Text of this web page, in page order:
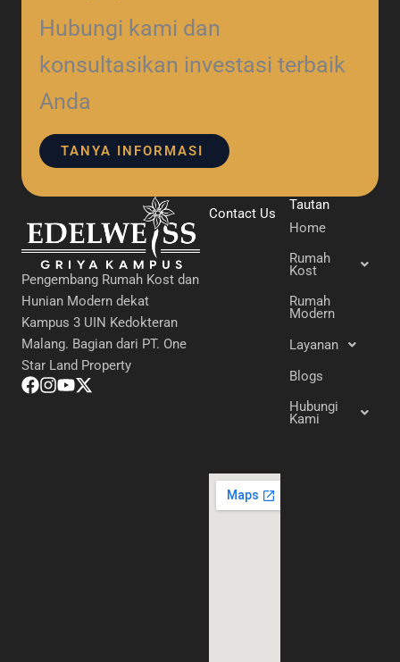
Hubungi kami dan
konsultasikan investasi terbaik
Anda
TANYA INFORMASI
Pengembang Rumah Kost dan
Hunian Modern dekat
Kampus 3 UIN Kedokteran
Malang. Bagian dari PT. One
Star Land Property
Contact Us
Tautan
Home
Rumah
Kost
Rumah
Modern
Layanan
Blogs
Hubungi
Kami